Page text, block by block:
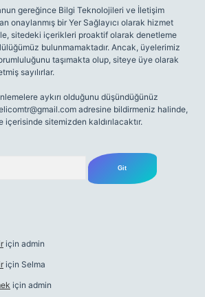
gereğince Bilgi Teknolojileri ve İletişim
onaylanmış bir Yer Sağlayıcı olarak hizmet
sitedeki içerikleri proaktif olarak denetleme
bulunmamaktadır. Ancak, üyelerimiz
taşımakta olup, siteye üye olarak
sayılırlar.
aykırı olduğunu düşündüğünüz
adresine bildirmeniz halinde,
sitemizden kaldırılacaktır.
için admin
için Selma
için admin